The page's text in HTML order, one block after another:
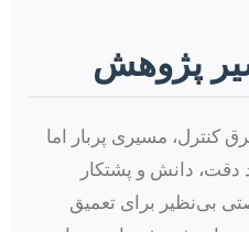
پژوهش
کنترل، مسیری پربار اما
دقت، دانش و پشتکار
بی‌نظیر برای تعمیق